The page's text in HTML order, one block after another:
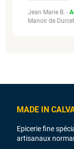
Jean Marie B. -
Manoir de
MADE IN
Epicerie fine
artisanaux